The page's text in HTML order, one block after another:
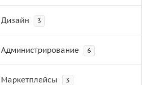
Дизайн 3
Администрирование 6
Маркетплейсы 3